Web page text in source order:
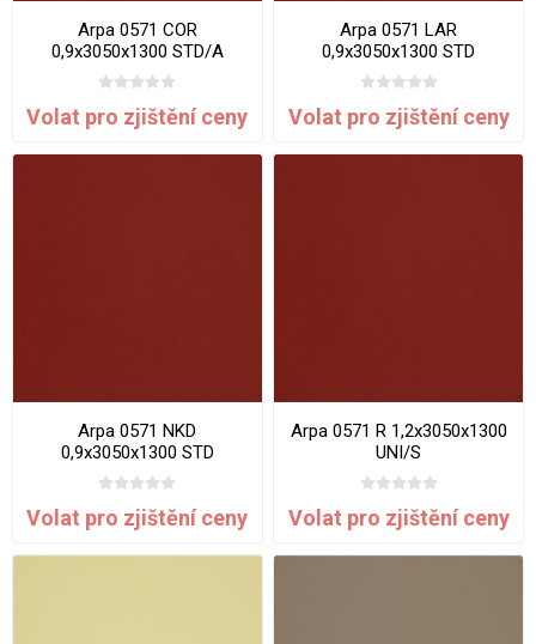
Arpa 0571 COR
0,9x3050x1300 STD/A
Volat pro zjištění ceny
Arpa 0571 LAR
0,9x3050x1300 STD
Volat pro zjištění ceny
Arpa 0571 NKD
0,9x3050x1300 STD
Volat pro zjištění ceny
Arpa 0571 R 1,2x3050x1300
UNI/S
Volat pro zjištění ceny